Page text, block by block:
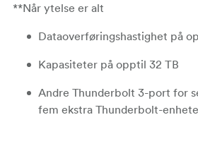
**Når ytelse er alt
Dataoverføringshastighet på
Kapasiteter på opptil 32 TB
Andre Thunderbolt 3-port for
fem ekstra Thunderbolt-